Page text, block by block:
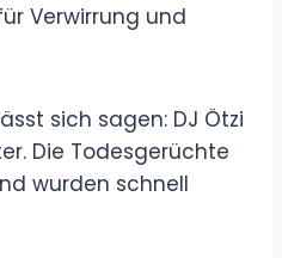
Verwirrung und
sich sagen: DJ Ötzi
Die Todesgerüchte
wurden schnell